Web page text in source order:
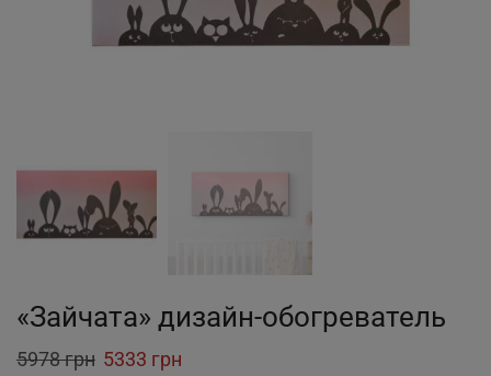
«Зайчата» дизайн-обогреватель
5978грн Original
5333 грн